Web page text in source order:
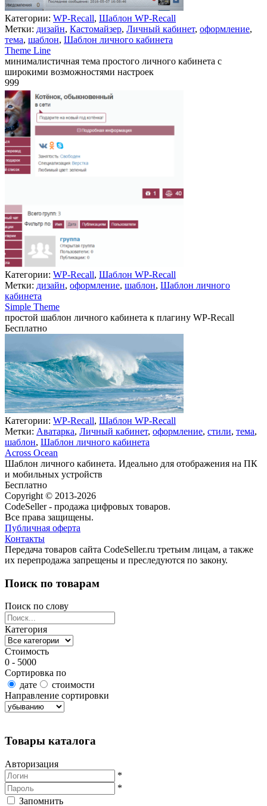
Категории: WP-Recall, Шаблон WP-Recall
Метки: дизайн, Кастомайзер, Личный кабинет, оформление,
тема, шаблон, Шаблон личного кабинета
Theme Line
минималистичная тема простого личного кабинета с
широкими возможностями настроек
999
Категории: WP-Recall, Шаблон WP-Recall
Метки: дизайн, оформление, шаблон, Шаблон личного
кабинета
Simple Theme
простой шаблон личного кабинета к плагину WP-Recall
Бесплатно
Категории: WP-Recall, Шаблон WP-Recall
Метки: Аватарка, Личный кабинет, оформление, стили, тема,
шаблон, Шаблон личного кабинета
Across Ocean
Шаблон личного кабинета. Идеально для отображения на ПК
и мобильных устройств
Бесплатно
Copyright © 2013-2026
CodeSeller - продажа цифровых товаров.
Все права защищены.
Публичная оферта
Контакты
Передача товаров сайта CodeSeller.ru третьим лицам, а также
их перепродажа запрещены и преследуются по закону.
Поиск по товарам
Поиск по слову
Категория
Стоимость
0 - 5000
Сортировка по
дате
стоимости
Направление сортировки
Товары каталога
Авторизация
*
*
Запомнить